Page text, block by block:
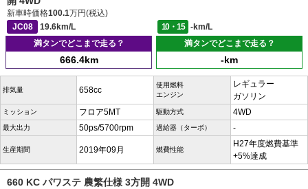
新車時価格100.1万円(税込)
JC08
19.6km/L 10・15
-km/L
満タンでどこまで走る？
666.4km
満タンでどこまで走る？
-km
排気量 658cc
使用燃料
エンジン
レギュラー
ガソリン
ミッション フロア5MT 駆動方式 4WD
最大出力 50ps/5700rpm 過給器（ターボ） -
生産期間 2019年09月 燃費性能
H27年度燃費基準
+5%達成
660 KC パワステ 農繁仕様 3方開 4WD